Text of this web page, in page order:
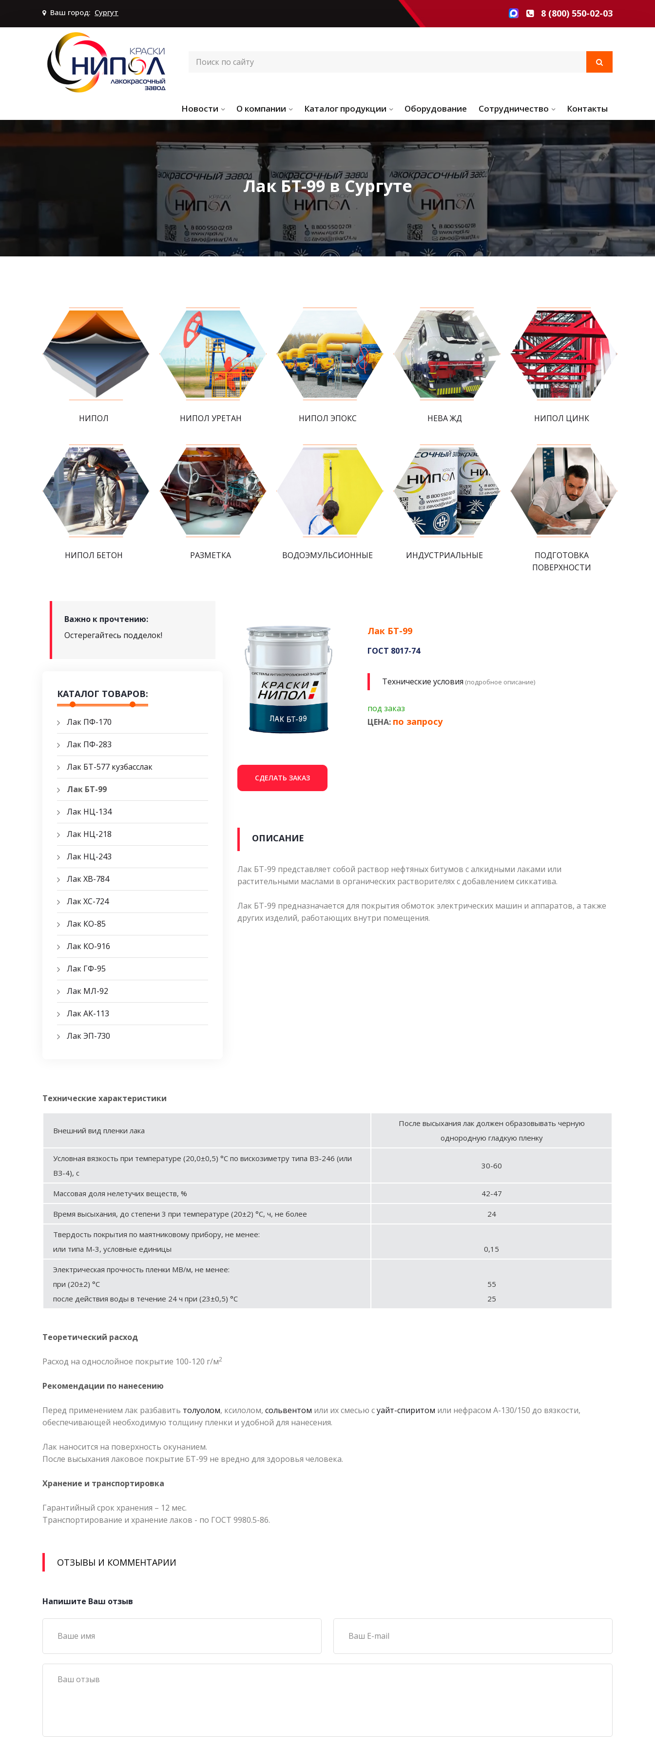
Ваш город: Сургут 8 (800) 550-02-03
Новости О компании Каталог продукции Оборудование Сотрудничество Контакты
Лак БТ-99 в Сургуте
НИПОЛ НИПОЛ УРЕТАН НИПОЛ ЭПОКС НЕВА ЖД НИПОЛ ЦИНК
НИПОЛ БЕТОН РАЗМЕТКА ВОДОЭМУЛЬСИОННЫЕ ИНДУСТРИАЛЬНЫЕ
ПОДГОТОВКА
ПОВЕРХНОСТИ
Важно к прочтению:
Остерегайтесь подделок!
КАТАЛОГ ТОВАРОВ:
Лак ПФ-170
Лак ПФ-283
Лак БТ-577 кузбасслак
Лак БТ-99
Лак НЦ-134
Лак НЦ-218
Лак НЦ-243
Лак ХВ-784
Лак ХС-724
Лак КО-85
Лак КО-916
Лак ГФ-95
Лак МЛ-92
Лак АК-113
Лак ЭП-730
Лак БТ-99
ГОСТ 8017-74
Технические условия (подробное описание)
под заказ
ЦЕНА: по запросу
СДЕЛАТЬ ЗАКАЗ
ОПИСАНИЕ
Лак БТ-99 представляет собой раствор нефтяных битумов с алкидными лаками или
растительными маслами в органических растворителях с добавлением сиккатива.
Лак БТ-99 предназначается для покрытия обмоток электрических машин и аппаратов, а также
других изделий, работающих внутри помещения.
Технические характеристики
Внешний вид пленки лака
После высыхания лак должен образовывать черную
однородную гладкую пленку
Условная вязкость при температуре (20,0±0,5) °С по вискозиметру типа ВЗ-246 (или
ВЗ-4), с
30-60
Массовая доля нелетучих веществ, % 42-47
Время высыхания, до степени 3 при температуре (20±2) °С, ч, не более 24
Твердость покрытия по маятниковому прибору, не менее:
или типа М-3, условные единицы
0,15
Электрическая прочность пленки МВ/м, не менее:
при (20±2) °С
после действия воды в течение 24 ч при (23±0,5) °С
55
25
Теоретический расход
Расход на однослойное покрытие 100-120 г/м2
Рекомендации по нанесению
Перед применением лак разбавить толуолом, ксилолом, сольвентом или их смесью суайт-спиритом или нефрасом А-130/150 до вязкости,
обеспечивающей необходимую толщину пленки и удобной для нанесения.
Лак наносится на поверхность окунанием.
После высыхания лаковое покрытие БТ-99 не вредно для здоровья человека.
Хранение и транспортировка
Гарантийный срок хранения – 12 мес.
Транспортирование и хранение лаков - по ГОСТ 9980.5-86.
ОТЗЫВЫ И КОММЕНТАРИИ
Напишите Ваш отзыв